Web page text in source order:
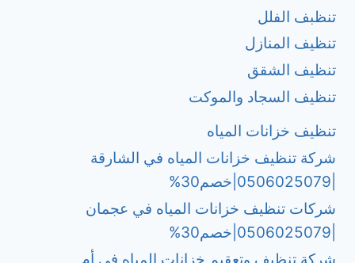
تنظبف الفلل
تنظيف المنازل
تنظيف الشقق
تنظيف السجاد والموكت
تنظيف خزانات المياه
شركة تنظيف خزانات المياه في الشارقة
شركات تنظيف خزانات المياه في عجمان
شركة تنظيف وتعقيم خزانات المياه في أم